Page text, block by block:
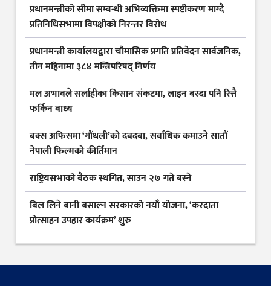
प्रधानमन्त्रीको सीमा सम्बन्धी अभिव्यक्तिमा स्पष्टीकरण माग्दै
प्रतिनिधिसभामा विपक्षीको निरन्तर विरोध
प्रधानमन्त्री कार्यालयद्वारा चौमासिक प्रगति प्रतिवेदन सार्वजनिक,
तीन महिनामा ३८४ मन्त्रिपरिषद् निर्णय
मल अभावले सर्लाहीका किसान संकटमा, लाइन बस्दा पनि रित्तै
फर्किन बाध्य
बक्स अफिसमा ‘गौंथली’को दबदबा, सर्वाधिक कमाउने सातौं
नेपाली फिल्मको कीर्तिमान
राष्ट्रियसभाको बैठक स्थगित, साउन २७ गते बस्ने
बिल लिने बानी बसाल्न सरकारको नयाँ योजना, ‘करदाता
प्रोत्साहन उपहार कार्यक्रम’ शुरु